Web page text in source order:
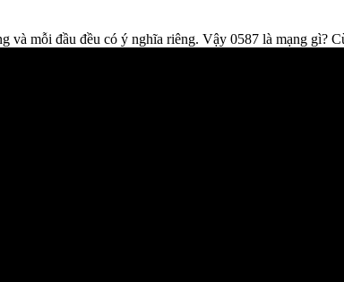
và mỗi đầu đều có ý nghĩa riêng. Vậy 0587 là mạng gì?